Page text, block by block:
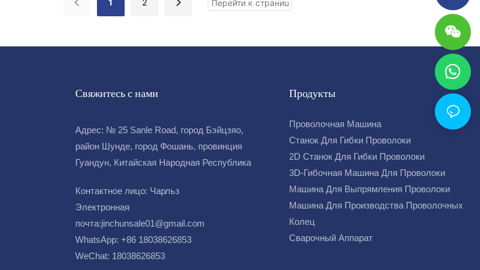
1 2
Свяжитесь с нами
Адрес: № 25 Sanle Road, город Бэйцзяо,
район Шунде, город Фошань, провинция
Гуандун, Китайская Народная Республика
Контактное лицо: Чарльз
Электронная
почта:jinchunsale01@gmail.com
WhatsApp: +86 18038626853
WeChat: 18038626853
Продукты
Проволочная Машина
Станок Для Гибки Проволоки
2D Станок Для Гибки Проволоки
3D-Гибочная Машина Для Проволоки
Машина Для Выпрямления Проволоки
Машина Для Производства Проволочных
Колец
Сварочный Аппарат